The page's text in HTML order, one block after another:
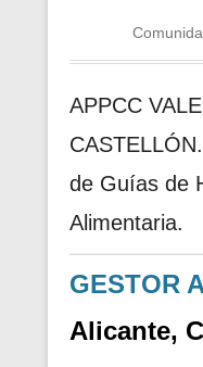
APPCC
de Guías de
Alimentaria.
GESTOR
Alicante,